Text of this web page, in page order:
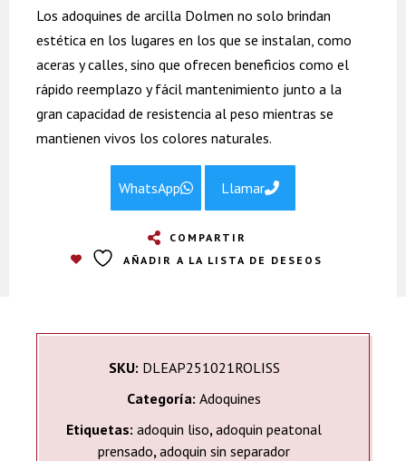
Los adoquines de arcilla Dolmen no solo brindan
estética en los lugares en los que se instalan, como
aceras y calles, sino que ofrecen beneficios como el
rápido reemplazo y fácil mantenimiento junto a la
gran capacidad de resistencia al peso mientras se
mantienen vivos los colores naturales.
WhatsApp Llamar
COMPARTIR
AÑADIR A LA LISTA DE DESEOS
SKU: DLEAP251021ROLISS
Categoría: Adoquines
Etiquetas: adoquin liso,adoquin peatonal
prensado,adoquin sin separador